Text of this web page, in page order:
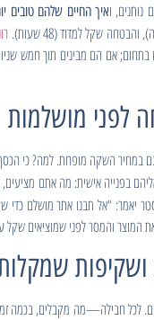
נותנים, ואיך החיים שלהם טובים
שקל למדוד (48 שעות).
אם הם מבינים תוך חמש
בפנייה אישית: מה אתם
יאמר: “אל תבנו אתר מושלם
המוצר והמסר לפני שמוציאים שקל
לכל חבילה—מה מקבלים, בכמה